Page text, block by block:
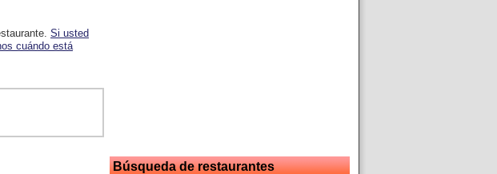
Búsqueda de restaurantes
Si usted
cuándo está